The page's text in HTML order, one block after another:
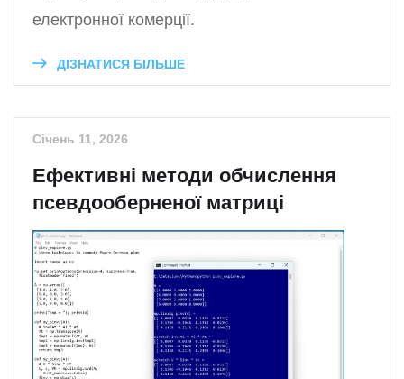
електронної комерції.
ДІЗНАТИСЯ БІЛЬШЕ
Січень 11, 2026
Ефективні методи обчислення
псевдооберненої матриці